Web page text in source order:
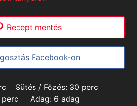
Recept mentés
Facebook-on
Sütés / Főzés: 30 minutes
perc
perc Adag: 6 adag